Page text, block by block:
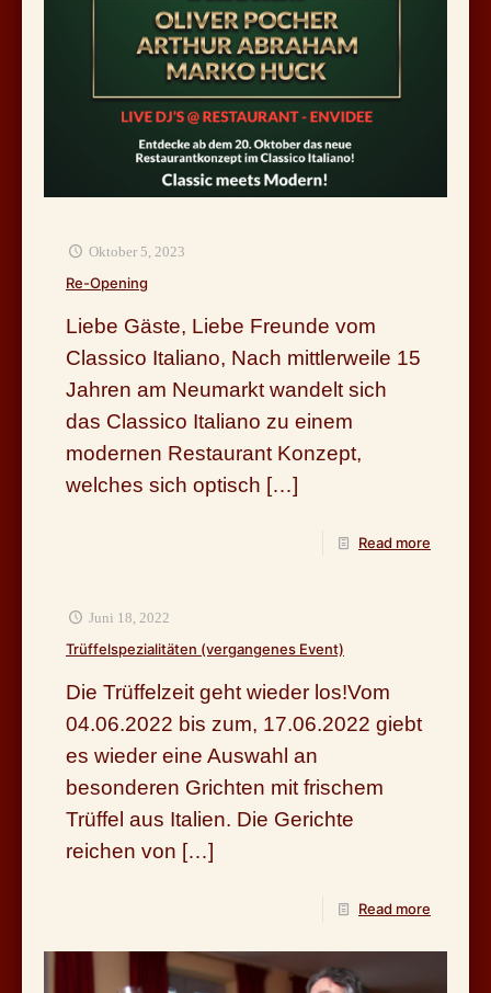
Oktober 5, 2023
Re-Opening
Liebe Gäste, Liebe Freunde vom
Classico Italiano, Nach mittlerweile 15
Jahren am Neumarkt wandelt sich
das Classico Italiano zu einem
modernen Restaurant Konzept,
welches sich optisch […]
Read more
Juni 18, 2022
Trüffelspezialitäten (vergangenes Event)
Die Trüffelzeit geht wieder los!Vom
04.06.2022 bis zum, 17.06.2022 giebt
es wieder eine Auswahl an
besonderen Grichten mit frischem
Trüffel aus Italien. Die Gerichte
reichen von […]
Read more